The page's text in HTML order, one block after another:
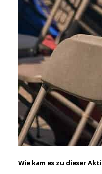
Wie kam es zu dieser